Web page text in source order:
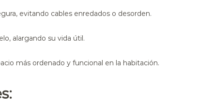
evitando cables enredados o desorden.
alargando su vida útil.
más ordenado y funcional en la habitación.